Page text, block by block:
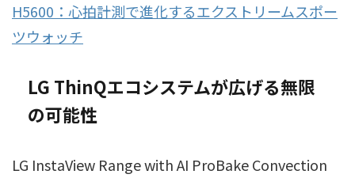
H5600：心拍計測で進化するエクストリームスポー
ツウォッチ
LG ThinQエコシステムが広げる無限
の可能性
LG InstaView Range with AI ProBake Convection